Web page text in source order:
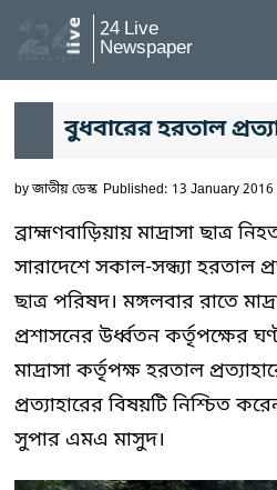
24 Live
Newspaper
বুধবারের হরতাল
byজাতীয় ডেস্ক Published: 13 January 2016
ব্রাহ্মণবাড়িয়ায় মাদ্রাসা ছাত্র
সারাদেশে সকাল-সন্ধ্যা হরতাল
ছাত্র পরিষদ। মঙ্গলবার রাতে
প্রশাসনের উর্ধ্বতন কর্তৃপক্ষের
মাদ্রাসা কর্তৃপক্ষ হরতাল
প্রত্যাহারের বিষয়টি নিশ্চিত
সুপার এমএ মাসুদ।